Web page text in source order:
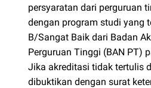
persyaratan dari perguruan
dengan program studi yang
B/Sangat Baik dari Badan
Perguruan Tinggi (BAN PT)
Jika akreditasi tidak tertulis
dibuktikan dengan surat